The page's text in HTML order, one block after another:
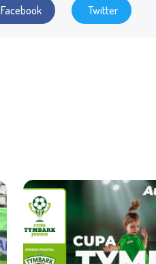
Facebook Twitter